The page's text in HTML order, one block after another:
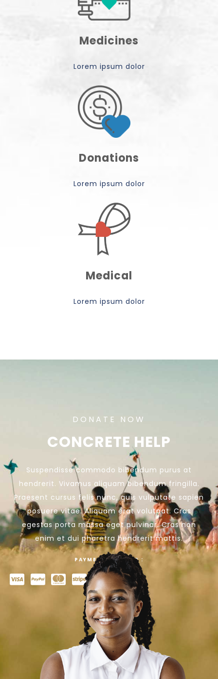
Medicines
Lorem ipsum dolor
Donations
Lorem ipsum dolor
Medical
Lorem ipsum dolor
DONATE NOW
CONCRETE HELP
Suspendisse commodo bibendum purus at
hendrerit. Vivamus aliquam bibendum fringilla.
Praesent cursus felis nunc, quis vulputate sapien
posuere vitae. Aliquam erat volutpat. Cras
egestas porta massa eget pulvinar. Cras non
enim et dui pharetra hendrerit mattis.
PAYMENT OPTIONS :